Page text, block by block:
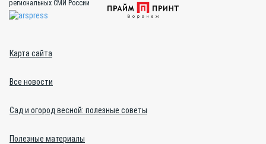
региональных СМИ России
Карта сайта
Все новости
Сад и огород весной: полезные советы
Полезные материалы